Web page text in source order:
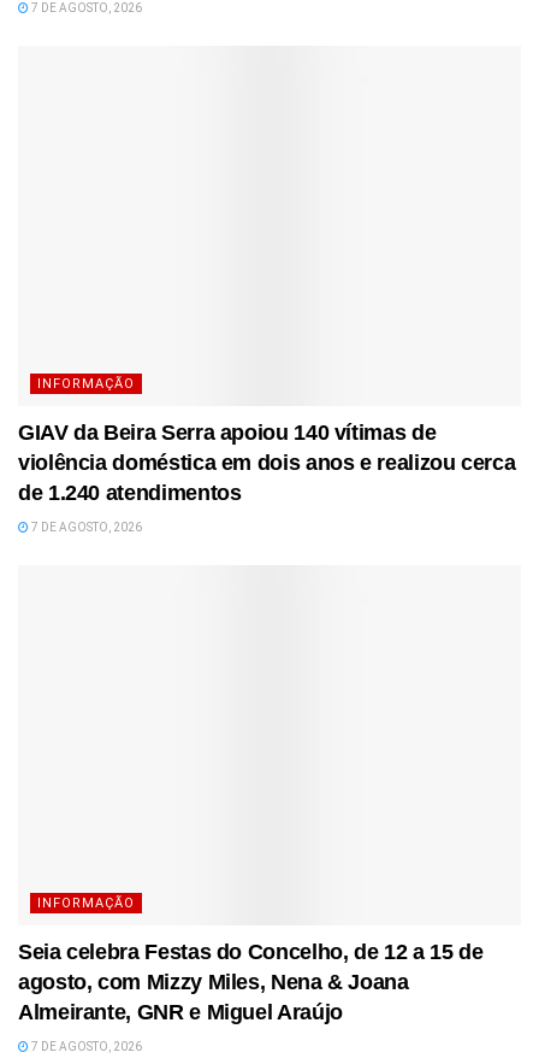
7 DE AGOSTO, 2026
INFORMAÇÃO
GIAV da Beira Serra apoiou 140 vítimas de
violência doméstica em dois anos e realizou cerca
de 1.240 atendimentos
7 DE AGOSTO, 2026
INFORMAÇÃO
Seia celebra Festas do Concelho, de 12 a 15 de
agosto, com Mizzy Miles, Nena & Joana
Almeirante, GNR e Miguel Araújo
7 DE AGOSTO, 2026